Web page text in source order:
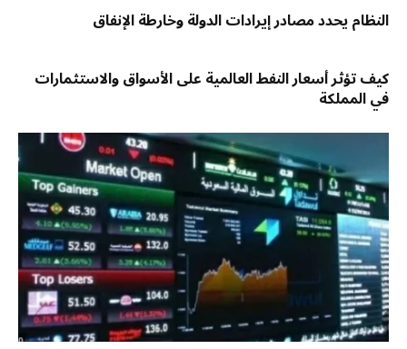
النظام يحدد مصادر إيرادات الدولة وخارطة الإنفاق
كيف تؤثر أسعار النفط العالمية على الأسواق والاستثمارات
في المملكة